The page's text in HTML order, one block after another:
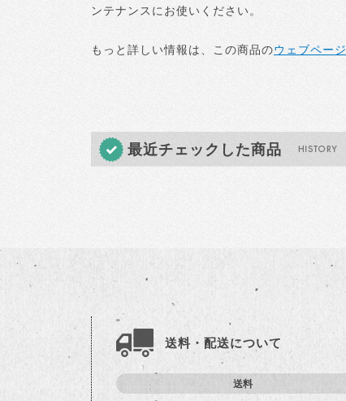
ンテナンスにお使いください。
もっと詳しい情報は、この商品のウェブページ
最近チェックした商品
送料・配送について
送料